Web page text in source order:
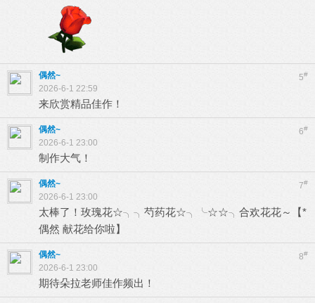
5#
偶然~
2026-6-1 22:59
来欣赏精品佳作！
6#
偶然~
2026-6-1 23:00
制作大气！
7#
偶然~
2026-6-1 23:00
太棒了！玫瑰花☆╮╮芍药花☆╮╰☆☆╮合欢花花～【*
偶然 献花给你啦】
8#
偶然~
2026-6-1 23:00
期待朵拉老师佳作频出！